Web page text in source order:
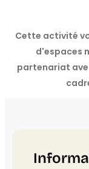
Cette activité
d'espaces
partenariat avec